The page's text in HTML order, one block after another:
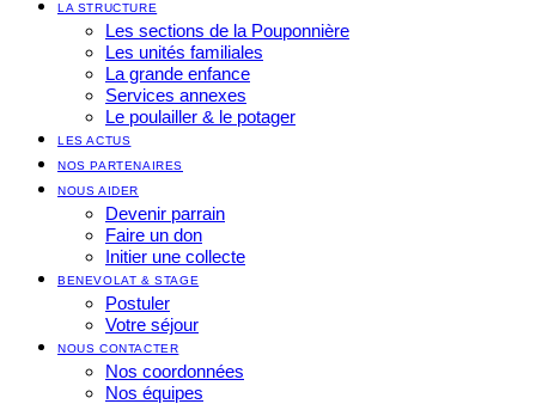
LA STRUCTURE
Les sections de la Pouponnière
Les unités familiales
La grande enfance
Services annexes
Le poulailler & le potager
LES ACTUS
NOS PARTENAIRES
NOUS AIDER
Devenir parrain
Faire un don
Initier une collecte
BENEVOLAT & STAGE
Postuler
Votre séjour
NOUS CONTACTER
Nos coordonnées
Nos équipes